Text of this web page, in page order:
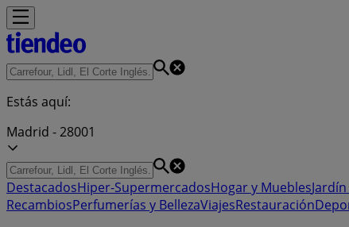
Estás aquí:
Madrid - 28001
DestacadosHiper-SupermercadosHogar y Muebles
RecambiosPerfumerías y BellezaViajesRestauración